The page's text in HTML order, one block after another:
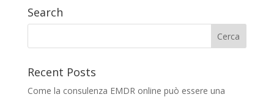
Search
Recent Posts
Come la consulenza EMDR online può essere una